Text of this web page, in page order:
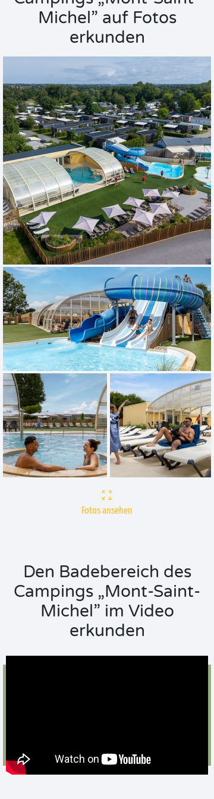
Michel” auf Fotos
erkunden
Fotos ansehen
Den Badebereich des
Campings „Mont-Saint-
Michel” im Video
erkunden